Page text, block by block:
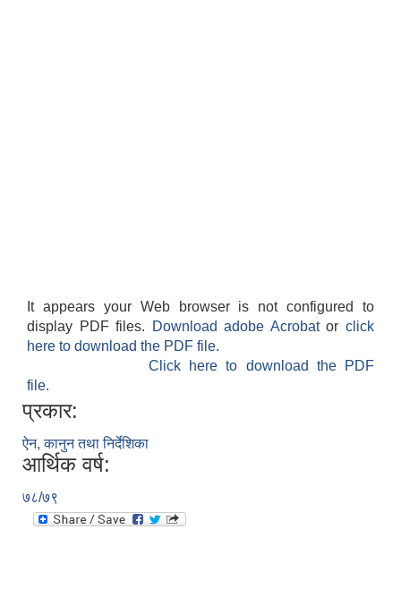
It appears your Web browser is not configured to
display PDF files.
Download adobe Acrobatorclick
here to download the PDF file.
Click here to download the PDF
file.
प्रकार:
ऐन, कानुन तथा निर्देशिका
आर्थिक वर्ष:
७८/७९